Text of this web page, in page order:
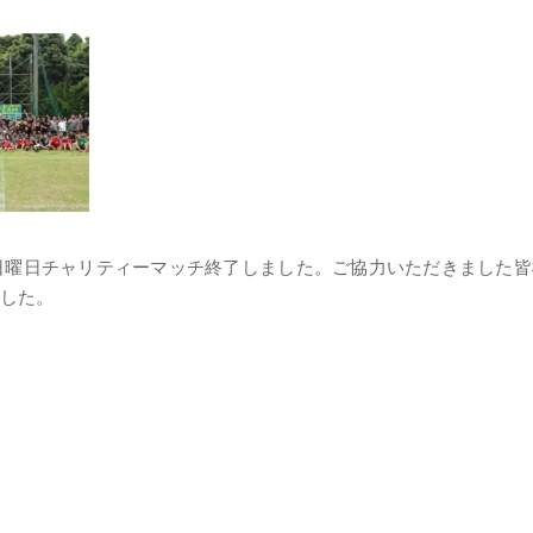
日チャリティーマッチ終了しました。ご協力いただきました
た。